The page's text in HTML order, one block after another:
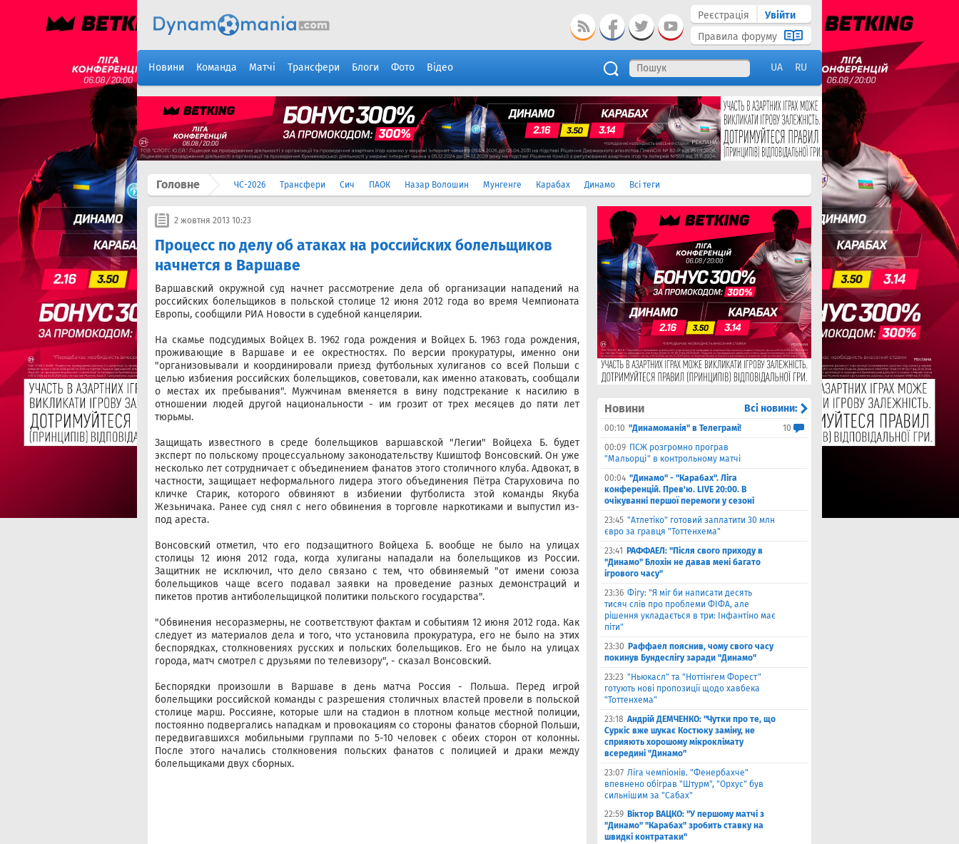
Реєстрація
Увійти
Правила форуму
Новини Команда Матчі Трансфери Блоги Фото Відео UA RU
Головне ЧС-2026 Трансфери Сич ПАОК Назар Волошин Мунгенге Карабах Динамо Всі теги
2 жовтня 2013 10:23
Процесс по делу об атаках на российских болельщиков
начнется в Варшаве
Варшавский окружной суд начнет рассмотрение дела об организации нападений на
российских болельщиков в польской столице 12 июня 2012 года во время Чемпионата
Европы, сообщили РИА Новости в судебной канцелярии.
На скамье подсудимых Войцех В. 1962 года рождения и Войцех Б. 1963 года рождения,
проживающие в Варшаве и ее окрестностях. По версии прокуратуры, именно они
"организовывали и координировали приезд футбольных хулиганов со всей Польши с
целью избиения российских болельщиков, советовали, как именно атаковать, сообщали
о местах их пребывания". Мужчинам вменяется в вину подстрекание к насилию в
отношении людей другой национальности - им грозит от трех месяцев до пяти лет
тюрьмы.
Защищать известного в среде болельщиков варшавской "Легии" Войцеха Б. будет
эксперт по польскому процессуальному законодательству Кшиштоф Вонсовский. Он уже
несколько лет сотрудничает с объединением фанатов этого столичного клуба. Адвокат, в
частности, защищает неформального лидера этого объединения Пётра Старуховича по
кличке Старик, которого обвиняют в избиении футболиста этой команды Якуба
Жезьничака. Ранее суд снял с него обвинения в торговле наркотиками и выпустил из-
под ареста.
Вонсовский отметил, что его подзащитного Войцеха Б. вообще не было на улицах
столицы 12 июня 2012 года, когда хулиганы нападали на болельщиков из России.
Защитник не исключил, что дело связано с тем, что обвиняемый "от имени союза
болельщиков чаще всего подавал заявки на проведение разных демонстраций и
пикетов против антиболельщицкой политики польского государства".
"Обвинения несоразмерны, не соответствуют фактам и событиям 12 июня 2012 года. Как
следует из материалов дела и того, что установила прокуратура, его не было на этих
беспорядках, столкновениях русских и польских болельщиков. Его не было на улицах
города, матч смотрел с друзьями по телевизору", - сказал Вонсовский.
Беспорядки произошли в Варшаве в день матча Россия - Польша. Перед игрой
болельщики российской команды с разрешения столичных властей провели в польской
столице марш. Россияне, которые шли на стадион в плотном кольце местной полиции,
постоянно подвергались нападкам и провокациям со стороны фанатов сборной Польши,
передвигавшихся мобильными группами по 5-10 человек с обеих сторон от колонны.
После этого начались столкновения польских фанатов с полицией и драки между
болельщиками двух сборных.
Новини Всі новини:
00:10 "Динамоманія" в Телеграмі!
10
00:09 ПСЖ розгромно програв
"Мальорці" в контрольному матчі
00:04 "Динамо" - "Карабах". Ліга
конференцій. Прев'ю. LIVE 20:00. В
очікуванні першої перемоги у сезоні
23:45 "Атлетіко" готовий заплатити 30 млн
євро за гравця "Тоттенхема"
23:41
РАФФАЕЛ: "Після свого приходу в
"Динамо" Блохін не давав мені багато
ігрового часу"
23:36 Фігу: "Я міг би написати десять
тисяч слів про проблеми ФІФА, але
рішення укладається в три: Інфантіно має
піти"
23:30 Раффаел пояснив, чому свого часу
покинув Бундеслігу заради "Динамо"
23:23 "Ньюкасл" та "Ноттінгем Форест"
готують нові пропозиції щодо хавбека
"Тоттенхема"
23:18 Андрій ДЕМЧЕНКО: "Чутки про те, що
Суркіс вже шукає Костюку заміну, не
сприяють хорошому мікроклімату
всередині "Динамо"
23:07 Ліга чемпіонів. "Фенербахче"
впевнено обіграв "Штурм", "Орхус" був
сильнішим за "Сабах"
22:59 Віктор ВАЦКО: "У першому матчі з
"Динамо" "Карабах" зробить ставку на
швидкі контратаки"